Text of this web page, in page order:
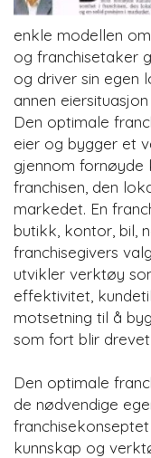
enkle modellen
og franchisetaker
og driver sin egen
annen
Den optimale
eier og bygger et
gjennom fornøyde
franchisen, den
markedet. En
butikk, kontor, bil,
franchisegivers
utvikler verktøy
effektivitet,
motsetning til å
som fort blir
Den optimale
de nødvendige
kunnskap og